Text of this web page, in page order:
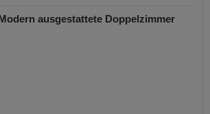
ausgestattete Doppelzimmer